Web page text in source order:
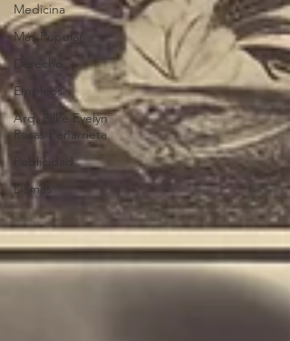
Medicina
Más Popular
Derecho
Empleos
Arq. Silke Evelyn
Rosas Peñarrieta
Publicidad
Damas